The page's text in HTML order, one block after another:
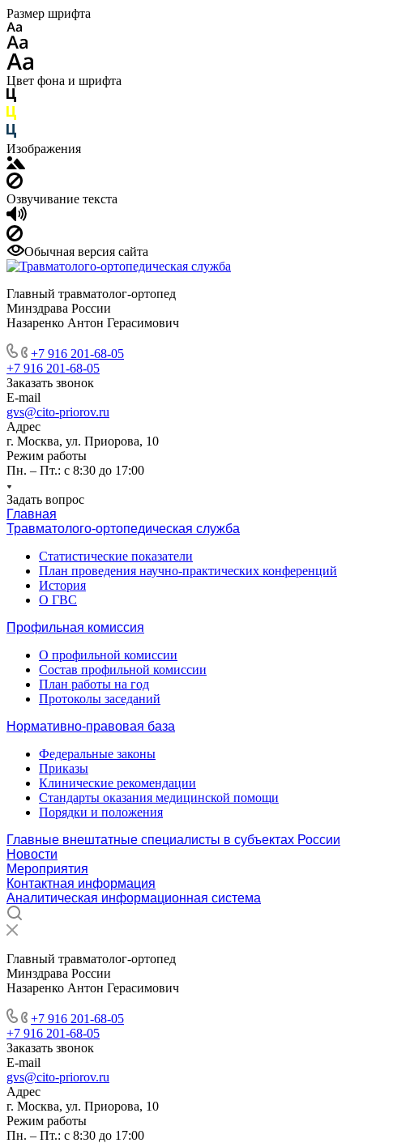
Размер шрифта
Цвет фона и шрифта
Изображения
Озвучивание текста
Обычная версия сайта
Главный травматолог-ортопед
Минздрава России
Назаренко Антон Герасимович
+7 916 201-68-05
+7 916 201-68-05
Заказать звонок
E-mail
gvs@cito-priorov.ru
Адрес
г. Москва, ул. Приорова, 10
Режим работы
Пн. – Пт.: с 8:30 до 17:00
Задать вопрос
Главная
Травматолого-ортопедическая служба
Статистические показатели
План проведения научно-практических конференций
История
О ГВС
Профильная комиссия
О профильной комиссии
Состав профильной комиссии
План работы на год
Протоколы заседаний
Нормативно-правовая база
Федеральные законы
Приказы
Клинические рекомендации
Стандарты оказания медицинской помощи
Порядки и положения
Главные внештатные специалисты в субъектах России
Новости
Мероприятия
Контактная информация
Аналитическая информационная система
Главный травматолог-ортопед
Минздрава России
Назаренко Антон Герасимович
+7 916 201-68-05
+7 916 201-68-05
Заказать звонок
E-mail
gvs@cito-priorov.ru
Адрес
г. Москва, ул. Приорова, 10
Режим работы
Пн. – Пт.: с 8:30 до 17:00